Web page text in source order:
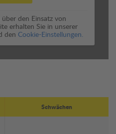
den Einsatz von
erhalten Sie in unserer
den Cookie-Einstellungen.
Schwächen